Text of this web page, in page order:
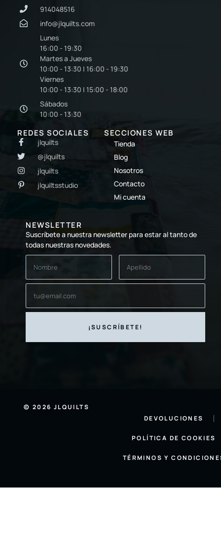
914048516
info@jlquilts.com
Lunes
16:00 - 19:30
Martes a Jueves
10:00 - 13:30 | 16:00 - 19:30
Viernes
10:00 - 13:30 | 15:00 - 18:00
Sábados
10:00 - 13:30
REDES SOCIALES
jlquilts
@jlquilts
jlquilts
jlquiltsstudio
SECCIONES WEB
Tienda
Blog
Nosotros
Contacto
Mi cuenta
NEWSLETTER
Suscríbete a nuestra newsletter para estar al tanto de
todas nuestras novedades.
© 2026 JLQUILTS
DEVOLUCIONES
POLÍTICA DE COOKIES
TÉRMINOS Y